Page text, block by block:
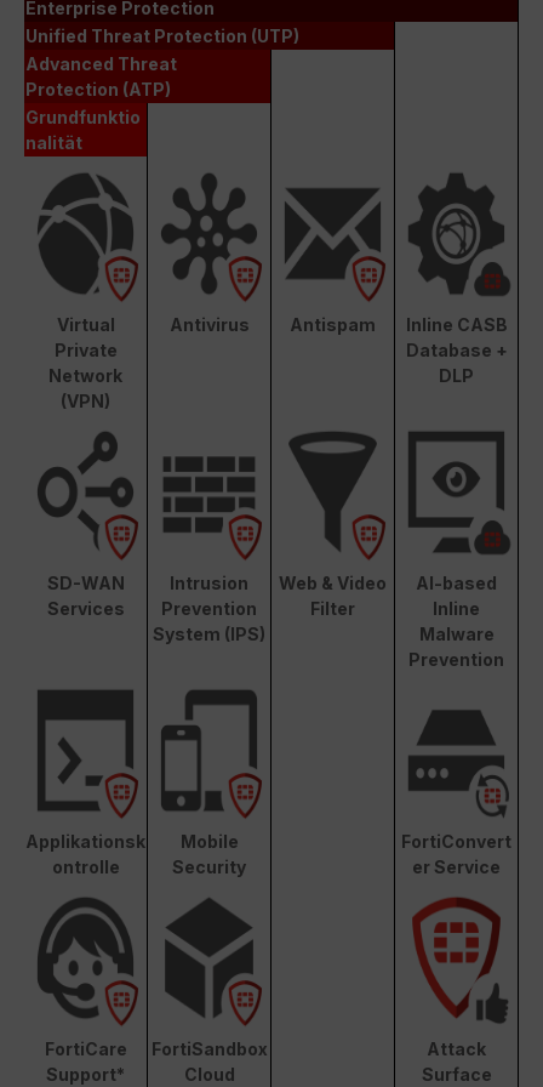
Enterprise Protection
Unified Threat Protection (UTP)
Advanced Threat
Protection (ATP)
Grundfunktio
nalität
Virtual
Private
Network
(VPN)
Antivirus Antispam
Inline CASB
Database +
DLP
SD-WAN
Services
Intrusion
Prevention
System (IPS)
Web & Video
Filter
AI-based
Inline
Malware
Prevention
Applikationsk
ontrolle
Mobile
Security
FortiConvert
er Service
FortiCare
Support*
FortiSandbox
Cloud
Attack
Surface